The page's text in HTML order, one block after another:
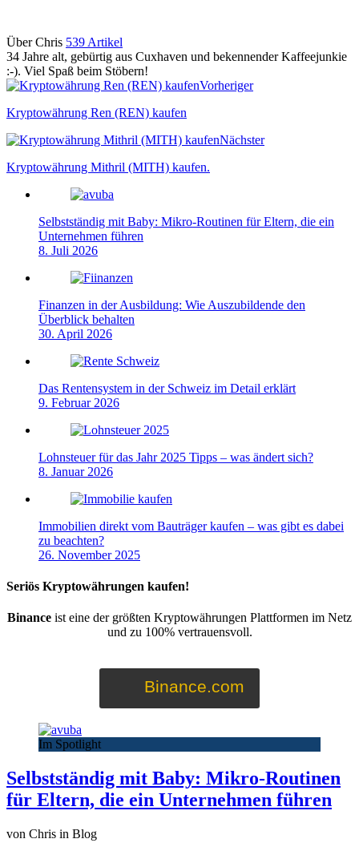
Über Chris 539 Artikel
34 Jahre alt, gebürtig aus Cuxhaven und bekennender Kaffeejunkie
:-). Viel Spaß beim Stöbern!
Webseite
Vorheriger
Kryptowährung Ren (REN) kaufen
Nächster
Kryptowährung Mithril (MITH) kaufen.
Selbstständig mit Baby: Mikro-Routinen für Eltern, die ein
Unternehmen führen
8. Juli 2026
Finanzen in der Ausbildung: Wie Auszubildende den
Überblick behalten
30. April 2026
Das Rentensystem in der Schweiz im Detail erklärt
9. Februar 2026
Lohnsteuer für das Jahr 2025 Tipps – was ändert sich?
8. Januar 2026
Immobilien direkt vom Bauträger kaufen – was gibt es dabei
zu beachten?
26. November 2025
Seriös Kryptowährungen kaufen!
Binance ist eine der größten Kryptowährungen Plattformen im Netz
und zu 100% vertrauensvoll.
Binance.com
Im Spotlight
Selbstständig mit Baby: Mikro-Routinen
für Eltern, die ein Unternehmen führen
von Chris in Blog